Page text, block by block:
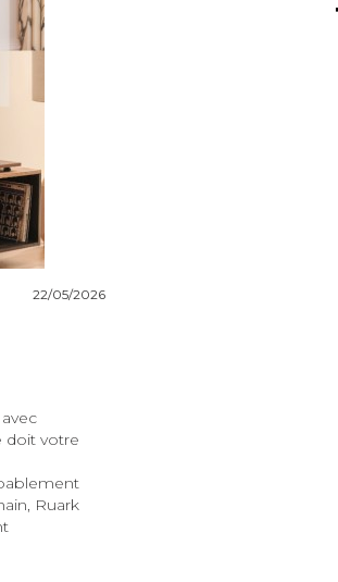
22/05/2026
doit votre
Ruark